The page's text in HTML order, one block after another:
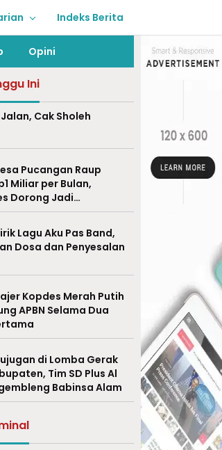
Indeks Berita
Opini
Ini
Cak Sholeh
Pucangan Raup
Miliar per Bulan,
Dorong Jadi
Nasional
Lagu Aku Pas Band,
Dosa dan Penyesalan
Kopdes Merah Putih
APBN Selama Dua
di Lomba Gerak
Tim SD Plus Al
Babinsa Alam